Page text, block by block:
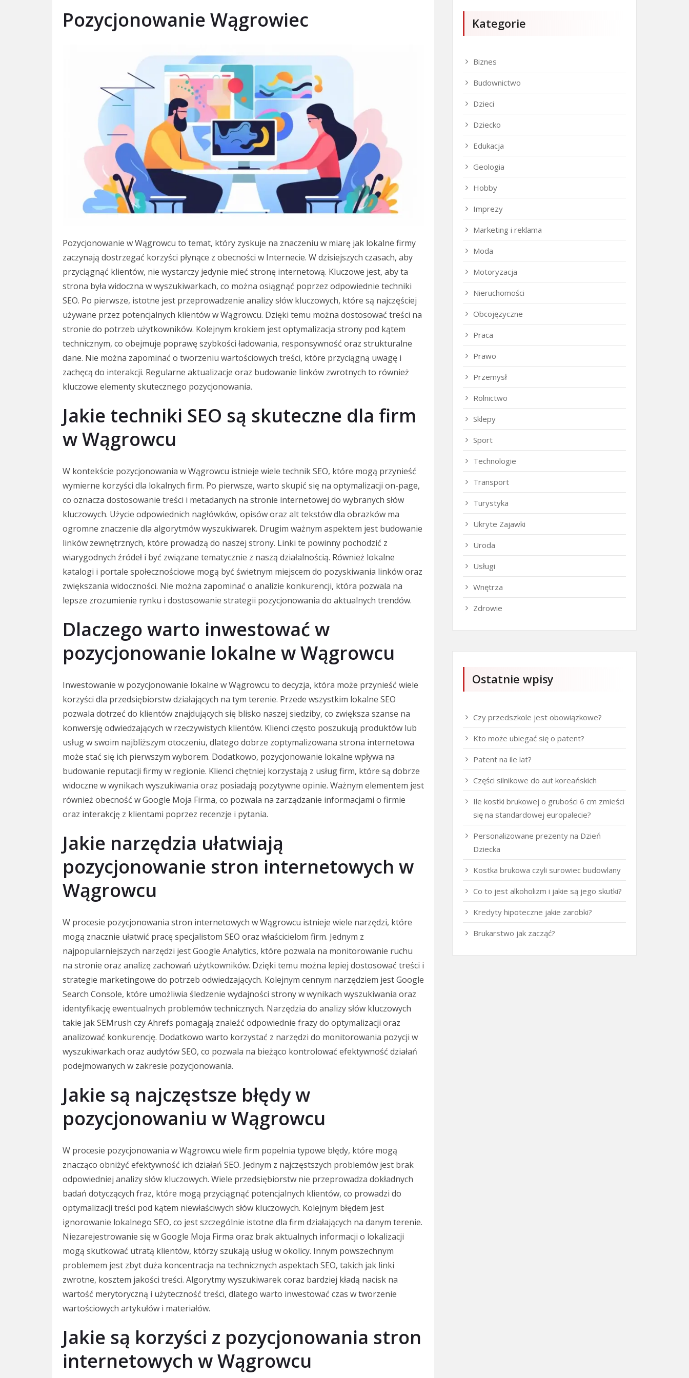
Pozycjonowanie Wągrowiec
Pozycjonowanie w Wągrowcu to temat, który zyskuje na znaczeniu w miarę jak lokalne firmy
zaczynają dostrzegać korzyści płynące z obecności w Internecie. W dzisiejszych czasach, aby
przyciągnąć klientów, nie wystarczy jedynie mieć stronę internetową. Kluczowe jest, aby ta
strona była widoczna w wyszukiwarkach, co można osiągnąć poprzez odpowiednie techniki
SEO. Po pierwsze, istotne jest przeprowadzenie analizy słów kluczowych, które są najczęściej
używane przez potencjalnych klientów w Wągrowcu. Dzięki temu można dostosować treści na
stronie do potrzeb użytkowników. Kolejnym krokiem jest optymalizacja strony pod kątem
technicznym, co obejmuje poprawę szybkości ładowania, responsywność oraz strukturalne
dane. Nie można zapominać o tworzeniu wartościowych treści, które przyciągną uwagę i
zachęcą do interakcji. Regularne aktualizacje oraz budowanie linków zwrotnych to również
kluczowe elementy skutecznego pozycjonowania.
Jakie techniki SEO są skuteczne dla firm
w Wągrowcu
W kontekście pozycjonowania w Wągrowcu istnieje wiele technik SEO, które mogą przynieść
wymierne korzyści dla lokalnych firm. Po pierwsze, warto skupić się na optymalizacji on-page,
co oznacza dostosowanie treści i metadanych na stronie internetowej do wybranych słów
kluczowych. Użycie odpowiednich nagłówków, opisów oraz alt tekstów dla obrazków ma
ogromne znaczenie dla algorytmów wyszukiwarek. Drugim ważnym aspektem jest budowanie
linków zewnętrznych, które prowadzą do naszej strony. Linki te powinny pochodzić z
wiarygodnych źródeł i być związane tematycznie z naszą działalnością. Również lokalne
katalogi i portale społecznościowe mogą być świetnym miejscem do pozyskiwania linków oraz
zwiększania widoczności. Nie można zapominać o analizie konkurencji, która pozwala na
lepsze zrozumienie rynku i dostosowanie strategii pozycjonowania do aktualnych trendów.
Dlaczego warto inwestować w
pozycjonowanie lokalne w Wągrowcu
Inwestowanie w pozycjonowanie lokalne w Wągrowcu to decyzja, która może przynieść wiele
korzyści dla przedsiębiorstw działających na tym terenie. Przede wszystkim lokalne SEO
pozwala dotrzeć do klientów znajdujących się blisko naszej siedziby, co zwiększa szanse na
konwersję odwiedzających w rzeczywistych klientów. Klienci często poszukują produktów lub
usług w swoim najbliższym otoczeniu, dlatego dobrze zoptymalizowana strona internetowa
może stać się ich pierwszym wyborem. Dodatkowo, pozycjonowanie lokalne wpływa na
budowanie reputacji firmy w regionie. Klienci chętniej korzystają z usług firm, które są dobrze
widoczne w wynikach wyszukiwania oraz posiadają pozytywne opinie. Ważnym elementem jest
również obecność w Google Moja Firma, co pozwala na zarządzanie informacjami o firmie
oraz interakcję z klientami poprzez recenzje i pytania.
Jakie narzędzia ułatwiają
pozycjonowanie stron internetowych w
Wągrowcu
W procesie pozycjonowania stron internetowych w Wągrowcu istnieje wiele narzędzi, które
mogą znacznie ułatwić pracę specjalistom SEO oraz właścicielom firm. Jednym z
najpopularniejszych narzędzi jest Google Analytics, które pozwala na monitorowanie ruchu
na stronie oraz analizę zachowań użytkowników. Dzięki temu można lepiej dostosować treści i
strategie marketingowe do potrzeb odwiedzających. Kolejnym cennym narzędziem jest Google
Search Console, które umożliwia śledzenie wydajności strony w wynikach wyszukiwania oraz
identyfikację ewentualnych problemów technicznych. Narzędzia do analizy słów kluczowych
takie jak SEMrush czy Ahrefs pomagają znaleźć odpowiednie frazy do optymalizacji oraz
analizować konkurencję. Dodatkowo warto korzystać z narzędzi do monitorowania pozycji w
wyszukiwarkach oraz audytów SEO, co pozwala na bieżąco kontrolować efektywność działań
podejmowanych w zakresie pozycjonowania.
Jakie są najczęstsze błędy w
pozycjonowaniu w Wągrowcu
W procesie pozycjonowania w Wągrowcu wiele firm popełnia typowe błędy, które mogą
znacząco obniżyć efektywność ich działań SEO. Jednym z najczęstszych problemów jest brak
odpowiedniej analizy słów kluczowych. Wiele przedsiębiorstw nie przeprowadza dokładnych
badań dotyczących fraz, które mogą przyciągnąć potencjalnych klientów, co prowadzi do
optymalizacji treści pod kątem niewłaściwych słów kluczowych. Kolejnym błędem jest
ignorowanie lokalnego SEO, co jest szczególnie istotne dla firm działających na danym terenie.
Niezarejestrowanie się w Google Moja Firma oraz brak aktualnych informacji o lokalizacji
mogą skutkować utratą klientów, którzy szukają usług w okolicy. Innym powszechnym
problemem jest zbyt duża koncentracja na technicznych aspektach SEO, takich jak linki
zwrotne, kosztem jakości treści. Algorytmy wyszukiwarek coraz bardziej kładą nacisk na
wartość merytoryczną i użyteczność treści, dlatego warto inwestować czas w tworzenie
wartościowych artykułów i materiałów.
Jakie są korzyści z pozycjonowania stron
internetowych w Wągrowcu
Kategorie
Biznes
Budownictwo
Dzieci
Dziecko
Edukacja
Geologia
Hobby
Imprezy
Marketing i reklama
Moda
Motoryzacja
Nieruchomości
Obcojęzyczne
Praca
Prawo
Przemysł
Rolnictwo
Sklepy
Sport
Technologie
Transport
Turystyka
Ukryte Zajawki
Uroda
Usługi
Wnętrza
Zdrowie
Ostatnie wpisy
Czy przedszkole jest obowiązkowe?
Kto może ubiegać się o patent?
Patent na ile lat?
Części silnikowe do aut koreańskich
Ile kostki brukowej o grubości 6 cm zmieści
się na standardowej europalecie?
Personalizowane prezenty na Dzień
Dziecka
Kostka brukowa czyli surowiec budowlany
Co to jest alkoholizm i jakie są jego skutki?
Kredyty hipoteczne jakie zarobki?
Brukarstwo jak zacząć?